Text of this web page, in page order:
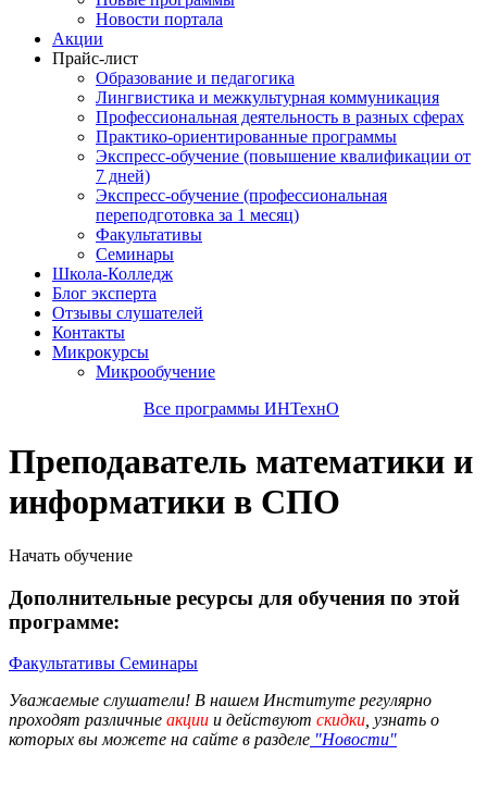
Новости портала
Акции
Прайс-лист
Образование и педагогика
Лингвистика и межкультурная коммуникация
Профессиональная деятельность в разных сферах
Практико-ориентированные программы
Экспресс-обучение (повышение квалификации от
7 дней)
Экспресс-обучение (профессиональная
переподготовка за 1 месяц)
Факультативы
Семинары
Школа-Колледж
Блог эксперта
Отзывы слушателей
Контакты
Микрокурсы
Микрообучение
Все программы ИНТехнО
Преподаватель математики и
информатики в СПО
Начать обучение
Дополнительные ресурсы для обучения по этой
программе:
Факультативы Семинары
Уважаемые слушатели! В нашем Институте регулярно
проходят различные акции и действуют скидки , узнать о
которых вы можете на сайте в разделе "Новости"